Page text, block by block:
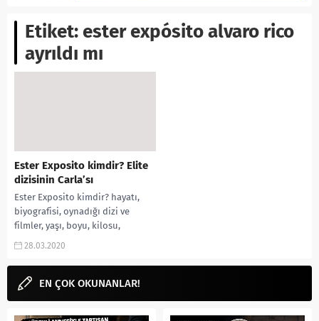
Etiket:ester expósito alvaro rico
ayrıldı mı
Ester Exposito kimdir? Elite
dizisinin Carla’sı
Ester Exposito kimdir? hayatı,
biyografisi, oynadığı dizi ve
filmler, yaşı, boyu, kilosu,
sevgilisi kim, boyu, instagram
28.03.2020
EN ÇOK OKUNANLAR!